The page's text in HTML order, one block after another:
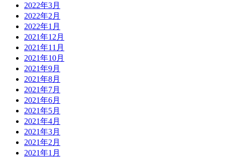
2022年3月
2022年2月
2022年1月
2021年12月
2021年11月
2021年10月
2021年9月
2021年8月
2021年7月
2021年6月
2021年5月
2021年4月
2021年3月
2021年2月
2021年1月